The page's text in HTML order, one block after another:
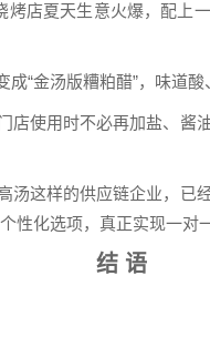
烤店夏天生意火爆，配上
“金汤版糟粕醋”，味道酸
店使用时不必再加盐、酱
汤这样的供应链企业，已
性化选项，真正实现一对
结 语